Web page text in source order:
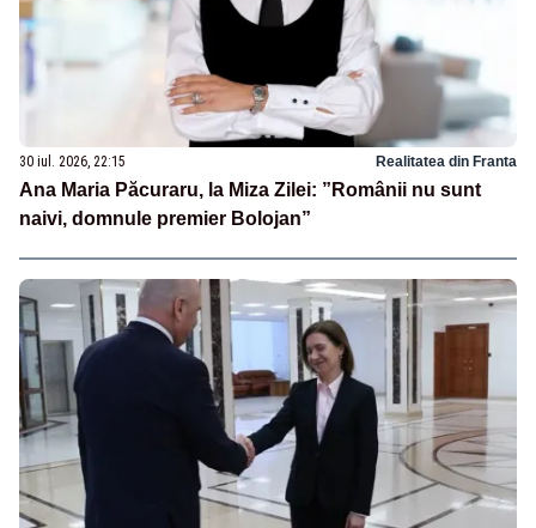
30 iul. 2026, 22:15 Realitatea din Franta
Ana Maria Păcuraru, la Miza Zilei: ”Românii nu sunt
naivi, domnule premier Bolojan”